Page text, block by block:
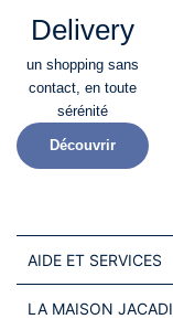
Delivery
un shopping sans
contact, en toute
sérénité​
Découvrir
AIDE ET SERVICES
LA MAISON JACADI